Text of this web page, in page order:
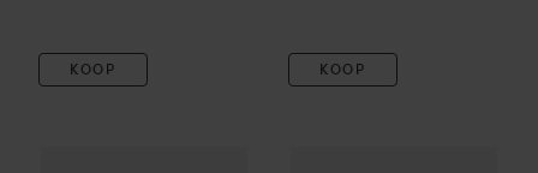
KOOP KOOP